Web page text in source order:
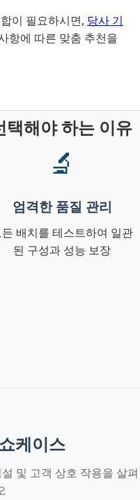
이 필요하시면, 당사 기
항에 따른 맞춤 추천을
택해야 하는 이유
🔬
엄격한 품질 관리
든 배치를 테스트하여 일관
된 구성과 성능 보장
케이스
및 고객 상호 작용을 살펴